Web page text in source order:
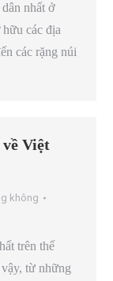
nhất ở
các địa
các rặng núi
Việt
không
trên thế
từ những